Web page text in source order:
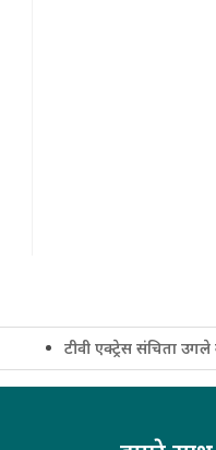
टीवी एक्ट्रेस संचिता उगले की